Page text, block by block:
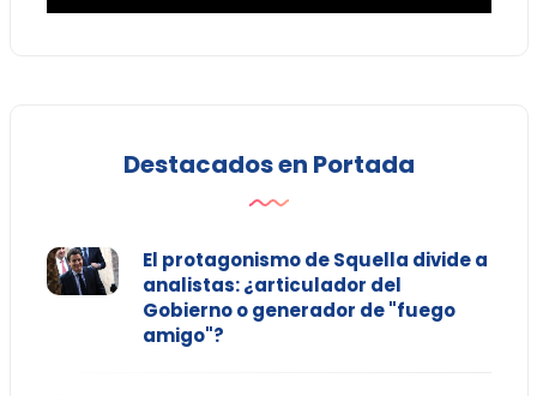
Destacados en Portada
El protagonismo de Squella divide a
analistas: ¿articulador del
Gobierno o generador de "fuego
amigo"?